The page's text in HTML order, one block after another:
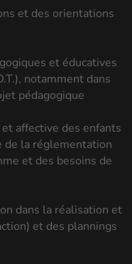
et des orientations
et éducatives
notamment dans
pédagogique
affective des enfants
de la réglementation
et des besoins de
dans la réalisation et
et des plannings